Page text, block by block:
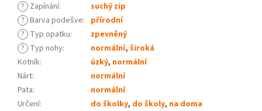
? Zapínání:
suchý zip
? Barva podešve: přírodní
? Typ opatku:
zpevněný
? Typ nohy: normální, široká
Kotník: úzký, normální
Nárt:
normální
Pata:
normální
Určení: do školky, do školy, na doma